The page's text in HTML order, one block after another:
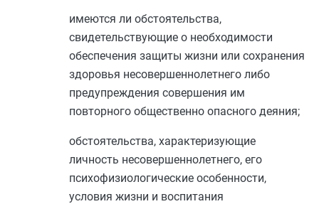
имеются ли обстоятельства,
свидетельствующие о необходимости
обеспечения защиты жизни или сохранения
здоровья несовершеннолетнего либо
предупреждения совершения им
повторного общественно опасного деяния;
обстоятельства, характеризующие
личность несовершеннолетнего, его
психофизиологические особенности,
условия жизни и воспитания